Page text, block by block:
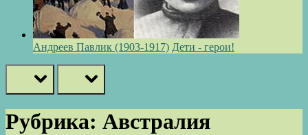
Андреев Павлик (1903-1917) Дети - герои!
Рубрика: Австралия